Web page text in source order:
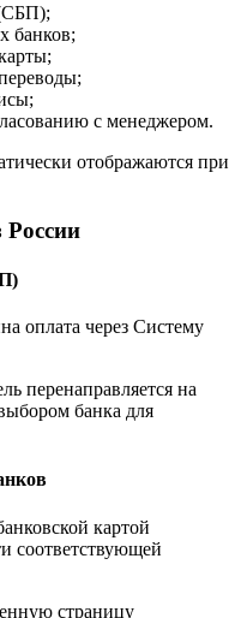
банков;
с менеджером.
отображаются при
России
оплата через Систему
перенаправляется на
банка для
картой
соответствующей
страницу